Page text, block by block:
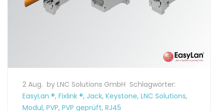
2 Aug. by LNC Solutions GmbH Schlagwörter:
EasyLan ®, Fixlink ®, Jack, Keystone, LNC Solutions,
Modul, PVP, PVP geprüft, RJ45